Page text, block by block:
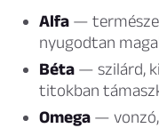
Alfa —
nyugodtan
Béta — szilárd,
titokban
Omega — vonzó,